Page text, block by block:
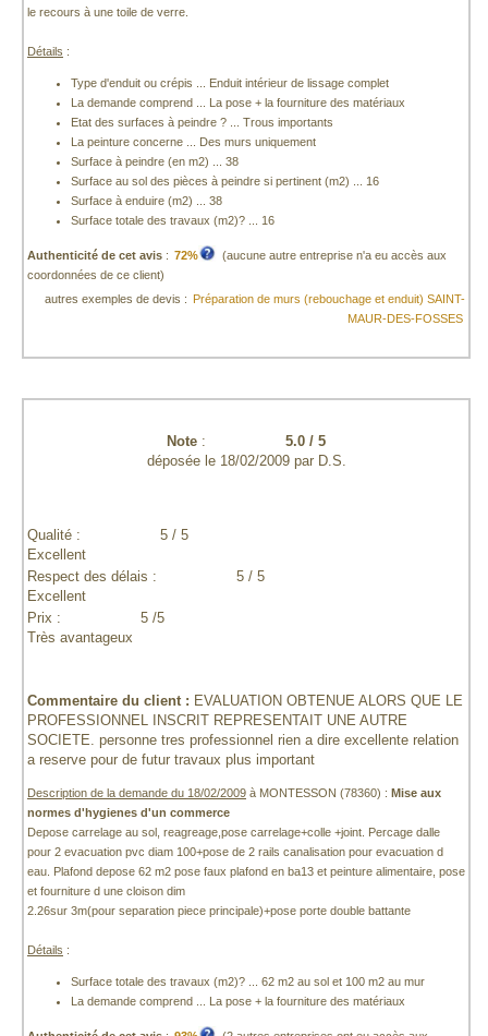
le recours à une toile de verre.
Détails :
Type d'enduit ou crépis ... Enduit intérieur de lissage complet
La demande comprend ... La pose + la fourniture des matériaux
Etat des surfaces à peindre ? ... Trous importants
La peinture concerne ... Des murs uniquement
Surface à peindre (en m2) ... 38
Surface au sol des pièces à peindre si pertinent (m2) ... 16
Surface à enduire (m2) ... 38
Surface totale des travaux (m2)? ... 16
Authenticité de cet avis : 72%
(aucune autre entreprise n'a eu accès aux
coordonnées de ce client)
autres exemples de devis : Préparation de murs (rebouchage et enduit) SAINT-
MAUR-DES-FOSSES
Note : 5.0 / 5
déposée le 18/02/2009par D.S.
Qualité :
5 / 5
Excellent
Respect des délais :
5 / 5
Excellent
Prix :
5 /5
Très avantageux
Commentaire du client : EVALUATION OBTENUE ALORS QUE LE
PROFESSIONNEL INSCRIT REPRESENTAIT UNE AUTRE
SOCIETE. personne tres professionnel rien a dire excellente relation
a reserve pour de futur travaux plus important
Description de la demande du 18/02/2009 à MONTESSON (78360) : Mise aux
normes d'hygienes d'un commerce
Depose carrelage au sol, reagreage,pose carrelage+colle +joint. Percage dalle
pour 2 evacuation pvc diam 100+pose de 2 rails canalisation pour evacuation d
eau. Plafond depose 62 m2 pose faux plafond en ba13 et peinture alimentaire, pose
et fourniture d une cloison dim
2.26sur 3m(pour separation piece principale)+pose porte double battante
Détails :
Surface totale des travaux (m2)? ... 62 m2 au sol et 100 m2 au mur
La demande comprend ... La pose + la fourniture des matériaux